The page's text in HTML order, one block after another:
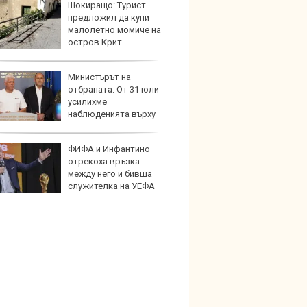
Шокиращо: Турист
предложил да купи
малолетно момиче на
остров Крит
Министърът на
отбраната: От 31 юли
усилихме
наблюденията върху
ФИФА и Инфантино
отрекоха връзка
между него и бивша
служителка на УЕФА